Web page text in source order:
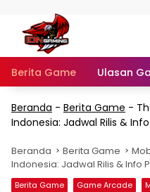
Berita Game Ulasan
Beranda - Berita Game -
Indonesia: Jadwal Rilis &
Beranda Berita Game
Indonesia: Jadwal Rilis & Info
Berita Game Game Arcade